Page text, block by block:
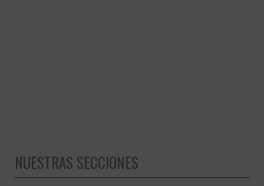
NUESTRAS SECCIONES